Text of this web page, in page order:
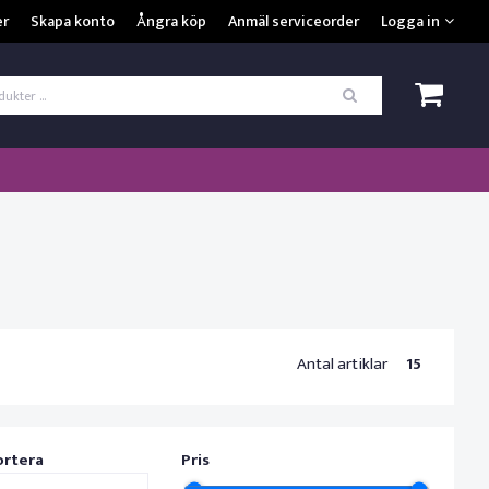
Skapa konto Ångra köp Anmäl serviceorder Logga in
in
*
Antal artiklar 15
Pris